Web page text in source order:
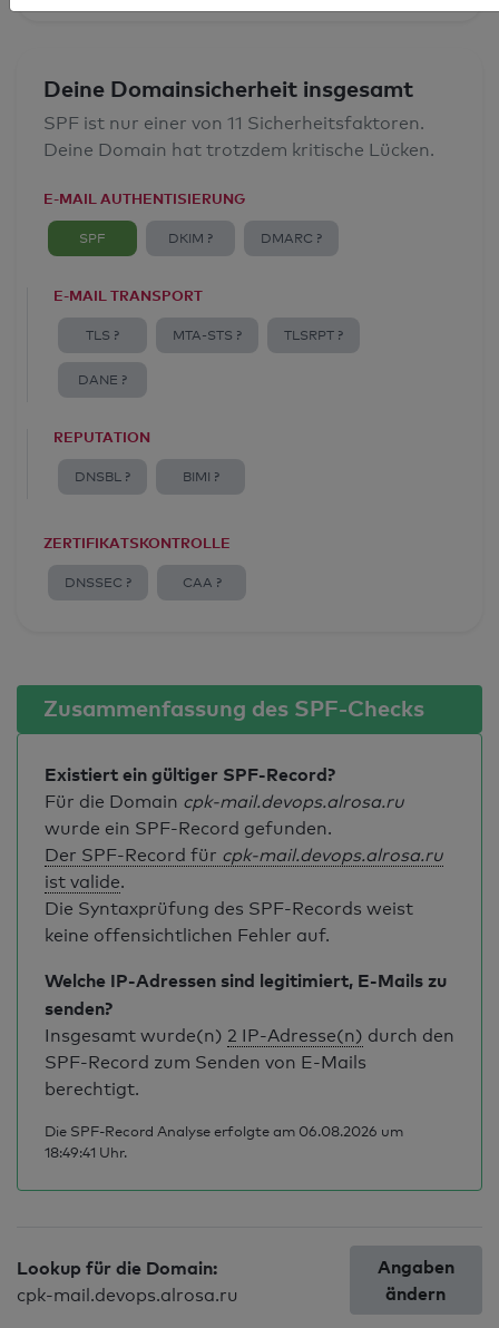
Deine Domainsicherheit insgesamt
SPF ist nur einer von 11 Sicherheitsfaktoren.
Deine Domain hat trotzdem kritische Lücken.
E-MAIL AUTHENTISIERUNG
SPF DKIM ? DMARC ?
E-MAIL TRANSPORT
TLS ? MTA-STS ? TLSRPT ?
DANE ?
REPUTATION
DNSBL ? BIMI ?
ZERTIFIKATSKONTROLLE
DNSSEC ? CAA ?
Zusammenfassung des SPF-Checks
Existiert ein gültiger SPF-Record?
Für die Domain cpk-mail.devops.alrosa.ru
wurde ein SPF-Record gefunden.
Der SPF-Record für cpk-mail.devops.alrosa.ru
ist valide.
Die Syntaxprüfung des SPF-Records weist
keine offensichtlichen Fehler auf.
Welche IP-Adressen sind legitimiert, E-Mails zu
senden?
Insgesamt wurde(n) 2 IP-Adresse(n) durch den
SPF-Record zum Senden von E-Mails
berechtigt.
Die SPF-Record Analyse erfolgte am 06.08.2026 um
18:49:41 Uhr.
Lookup für die Domain:
cpk-mail.devops.alrosa.ru
Angaben
ändern